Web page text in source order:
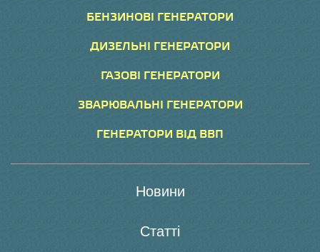
БЕНЗИНОВІ ГЕНЕРАТОРИ
ДИЗЕЛЬНІ ГЕНЕРАТОРИ
ГАЗОВІ ГЕНЕРАТОРИ
ЗВАРЮВАЛЬНІ ГЕНЕРАТОРИ
ГЕНЕРАТОРИ ВІД ВВП
Новини
Статті